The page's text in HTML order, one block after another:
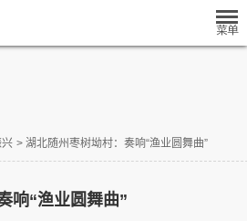
兴 > 湖北随州枣树坳村：奏响“渔业圆舞曲”
响“渔业圆舞曲”